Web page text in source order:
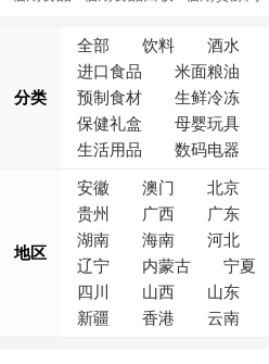
分类
全部 饮料 酒水
进口食品
米面粮油
预制食材
生鲜冷冻
保健礼盒
母婴玩具
生活用品
数码电器
地区
安徽 澳门 北京
贵州
广西 广东
湖南
海南 河北
辽宁
内蒙古 宁夏
四川
山西 山东
新疆
香港 云南